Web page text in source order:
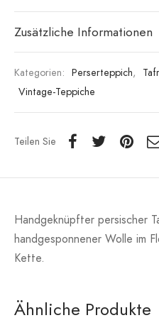
Zusätzliche Informationen
Kategorien: Perserteppich,
Vintage-Teppiche
Teilen Sie
Handgeknüpfter persischer
handgesponnener Wolle im
Kette.
Ähnliche Produkte